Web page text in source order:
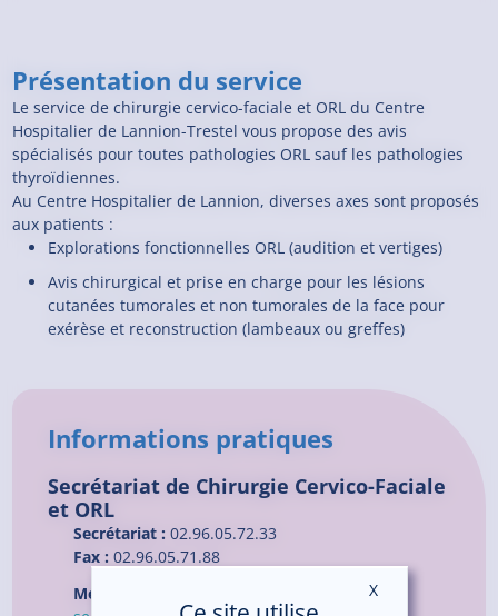
Présentation du service
Le service de chirurgie cervico-faciale et ORL du Centre
Hospitalier de Lannion-Trestel vous propose des avis
spécialisés pour toutes pathologies ORL sauf les pathologies
thyroïdiennes.
Au Centre Hospitalier de Lannion, diverses axes sont proposés
aux patients :
Explorations fonctionnelles ORL (audition et vertiges)
Avis chirurgical et prise en charge pour les lésions
cutanées tumorales et non tumorales de la face pour
exérèse et reconstruction (lambeaux ou greffes)
Informations pratiques
Secrétariat de Chirurgie Cervico-Faciale
et ORL
Secrétariat : 02.96.05.72.33
Fax : 02.96.05.71.88
Mél :
XMasquer le